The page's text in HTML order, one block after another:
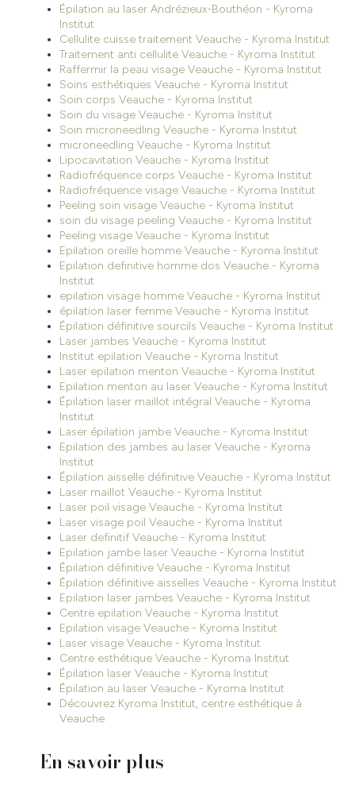
Épilation au laser Andrézieux-Bouthéon - Kyroma
Institut
Cellulite cuisse traitement Veauche - Kyroma Institut
Traitement anti cellulite Veauche - Kyroma Institut
Raffermir la peau visage Veauche - Kyroma Institut
Soins esthétiques Veauche - Kyroma Institut
Soin corps Veauche - Kyroma Institut
Soin du visage Veauche - Kyroma Institut
Soin microneedling Veauche - Kyroma Institut
microneedling Veauche - Kyroma Institut
Lipocavitation Veauche - Kyroma Institut
Radiofréquence corps Veauche - Kyroma Institut
Radiofréquence visage Veauche - Kyroma Institut
Peeling soin visage Veauche - Kyroma Institut
soin du visage peeling Veauche - Kyroma Institut
Peeling visage Veauche - Kyroma Institut
Epilation oreille homme Veauche - Kyroma Institut
Epilation definitive homme dos Veauche - Kyroma
Institut
epilation visage homme Veauche - Kyroma Institut
épilation laser femme Veauche - Kyroma Institut
Épilation définitive sourcils Veauche - Kyroma Institut
Laser jambes Veauche - Kyroma Institut
Institut epilation Veauche - Kyroma Institut
Laser epilation menton Veauche - Kyroma Institut
Epilation menton au laser Veauche - Kyroma Institut
Épilation laser maillot intégral Veauche - Kyroma
Institut
Laser épilation jambe Veauche - Kyroma Institut
Epilation des jambes au laser Veauche - Kyroma
Institut
Épilation aisselle définitive Veauche - Kyroma Institut
Laser maillot Veauche - Kyroma Institut
Laser poil visage Veauche - Kyroma Institut
Laser visage poil Veauche - Kyroma Institut
Laser definitif Veauche - Kyroma Institut
Epilation jambe laser Veauche - Kyroma Institut
Épilation définitive Veauche - Kyroma Institut
Épilation définitive aisselles Veauche - Kyroma Institut
Epilation laser jambes Veauche - Kyroma Institut
Centre epilation Veauche - Kyroma Institut
Epilation visage Veauche - Kyroma Institut
Laser visage Veauche - Kyroma Institut
Centre esthétique Veauche - Kyroma Institut
Épilation laser Veauche - Kyroma Institut
Épilation au laser Veauche - Kyroma Institut
Découvrez Kyroma Institut, centre esthétique à
Veauche
En savoir plus